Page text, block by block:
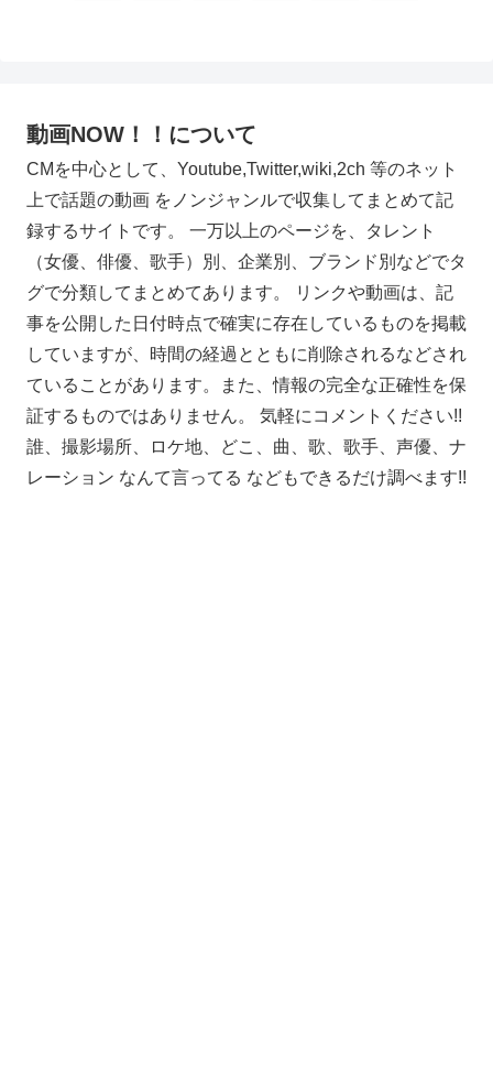
動画NOW！！について
CMを中心として、Youtube,Twitter,wiki,2ch 等のネット
上で話題の動画 をノンジャンルで収集してまとめて記
録するサイトです。 一万以上のページを、タレント
（女優、俳優、歌手）別、企業別、ブランド別などでタ
グで分類してまとめてあります。 リンクや動画は、記
事を公開した日付時点で確実に存在しているものを掲載
していますが、時間の経過とともに削除されるなどされ
ていることがあります。また、情報の完全な正確性を保
証するものではありません。 気軽にコメントください!!
誰、撮影場所、ロケ地、どこ、曲、歌、歌手、声優、ナ
レーション なんて言ってる などもできるだけ調べます!!